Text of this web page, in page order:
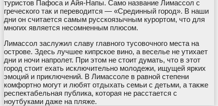
туристов Пафоса и Айя-Напы. Само название Лимассол с
греческого так и переводится — «Срединный город». В наши
дни он считается самым русскоязычным курортом, что для
многих является несомненным плюсом.
Лимассол заслужил славу главного тусовочного места на
острове. Здесь лучшее кипрское вино, а веселье не утихает
дни и ночи напролет. При этом не стоит думать, что в этот
город стоит ехать исключительно молодежи, ищущей ярких
эмоций и приключений. В Лимассоле в равной степени
комфортно могут и любят отдыхать семьи с детьми, а также
респектабельная публика, которая не расстается с
ноутбуками даже на пляже.